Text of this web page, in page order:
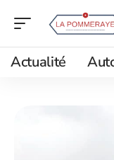
Actualité